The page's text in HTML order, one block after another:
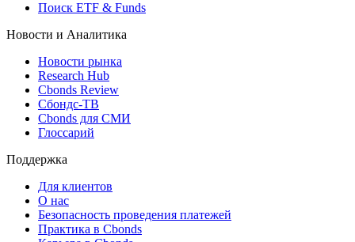
Поиск ETF & Funds
Новости и Аналитика
Новости рынка
Research Hub
Cbonds Review
Сбондс-ТВ
Cbonds для СМИ
Глоссарий
Поддержка
Для клиентов
О нас
Безопасность проведения платежей
Практика в Cbonds